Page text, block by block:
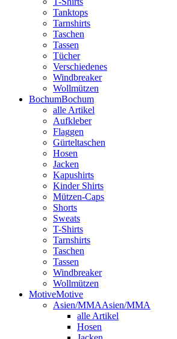
Tanktops
Tarnshirts
Taschen
Tassen
Tücher
Verschiedenes
Windbreaker
Wollmützen
BochumBochum
alle Artikel
Aufkleber
Flaggen
Gürteltaschen
Hosen
Jacken
Kapushirts
Kinder Shirts
Mützen-Caps
Shorts
Sweats
T-Shirts
Tarnshirts
Taschen
Tassen
Windbreaker
Wollmützen
MotiveMotive
Asien/MMAAsien/MMA
alle Artikel
Hosen